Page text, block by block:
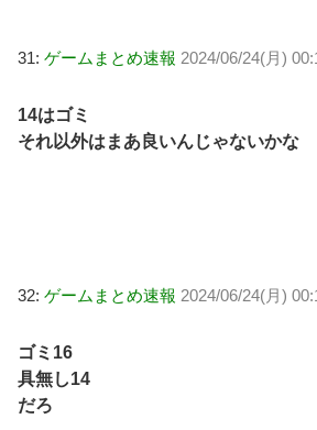
31: ゲームまとめ速報 2024/06/24(月)
14はゴミ
それ以外はまあ良いんじゃないかな
32: ゲームまとめ速報 2024/06/24(月)
ゴミ16
具無し14
だろ